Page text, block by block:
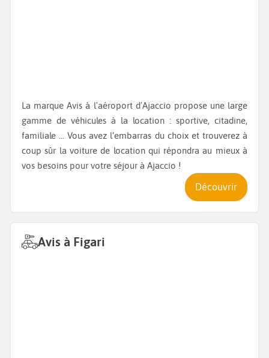
La marque Avis à l'aéroport d'Ajaccio propose une large
gamme de véhicules à la location : sportive, citadine,
familiale ... Vous avez l’embarras du choix et trouverez à
coup sûr la voiture de location qui répondra au mieux à
vos besoins pour votre séjour à Ajaccio !
Découvrir
Avis à Figari